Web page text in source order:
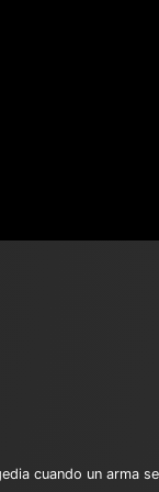
cuando un arma